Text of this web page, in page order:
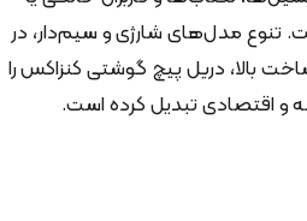
تنوع مدل‌های شارژی و سیم‌دار، در
بالا، دریل پیچ گوشتی کنزاکس را
و اقتصادی تبدیل کرده است.